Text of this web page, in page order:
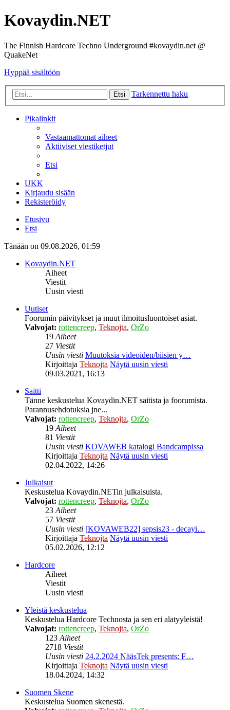
Kovaydin.NET
The Finnish Hardcore Techno Underground #kovaydin.net @
QuakeNet
Hyppää sisältöön
Etsi Tarkennettu haku
Pikalinkit
Vastaamattomat aiheet
Aktiiviset viestiketjut
Etsi
UKK
Kirjaudu sisään
Rekisteröidy
Etusivu
Etsi
Tänään on 09.08.2026, 01:59
Kovaydin.NET
Aiheet
Viestit
Uusin viesti
Uutiset
Foorumin päivitykset ja muut ilmoitusluontoiset asiat.
Valvojat: rottencreep, Teknojta, OrZo
19Aiheet
27 Viestit
Uusin viesti Muutoksia videoiden/biisien y…
Kirjoittaja Teknojta Näytä uusin viesti
09.03.2021, 16:13
Saitti
Tänne keskustelua Kovaydin.NET saitista ja foorumista.
Parannusehdotuksia jne...
Valvojat: rottencreep, Teknojta, OrZo
19Aiheet
81 Viestit
Uusin viesti KOVAWEB katalogi Bandcampissa
Kirjoittaja Teknojta Näytä uusin viesti
02.04.2022, 14:26
Julkaisut
Keskustelua Kovaydin.NETin julkaisuista.
Valvojat: rottencreep, Teknojta, OrZo
23Aiheet
57 Viestit
Uusin viesti [KOVAWEB22] sepsis23 - decayi…
Kirjoittaja Teknojta Näytä uusin viesti
05.02.2026, 12:12
Hardcore
Aiheet
Viestit
Uusin viesti
Yleistä keskustelua
Keskustelua Hardcore Technosta ja sen eri alatyyleistä!
Valvojat: rottencreep, Teknojta, OrZo
123Aiheet
2718 Viestit
Uusin viesti 24.2.2024 NääsTek presents: F…
Kirjoittaja Teknojta Näytä uusin viesti
18.04.2024, 14:32
Suomen Skene
Keskustelua Suomen skenestä.